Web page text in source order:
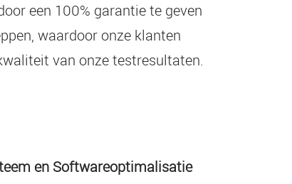
een 100% garantie te geven
waardoor onze klanten
van onze testresultaten.
en Softwareoptimalisatie